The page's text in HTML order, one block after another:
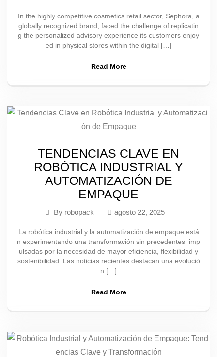
In the highly competitive cosmetics retail sector, Sephora, a
globally recognized brand, faced the challenge of replicatin
g the personalized advisory experience its customers enjoy
ed in physical stores within the digital […]
Read More
TENDENCIAS CLAVE EN
ROBÓTICA INDUSTRIAL Y
AUTOMATIZACIÓN DE
EMPAQUE
By robopack agosto 22, 2025
La robótica industrial y la automatización de empaque está
n experimentando una transformación sin precedentes, imp
ulsadas por la necesidad de mayor eficiencia, flexibilidad y
sostenibilidad. Las noticias recientes destacan una evolució
n […]
Read More